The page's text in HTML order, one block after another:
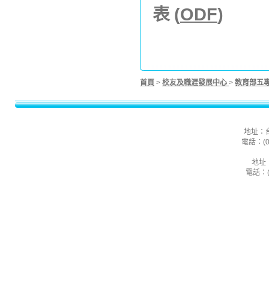
表 (ODF)
首頁 > 校友及職涯發展中心 > 教育部五
地址：
電話：
地址
電話